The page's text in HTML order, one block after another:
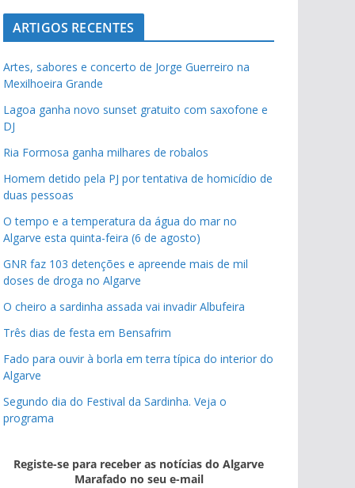
ARTIGOS RECENTES
Artes, sabores e concerto de Jorge Guerreiro na
Mexilhoeira Grande
Lagoa ganha novo sunset gratuito com saxofone e
DJ
Ria Formosa ganha milhares de robalos
Homem detido pela PJ por tentativa de homicídio de
duas pessoas
O tempo e a temperatura da água do mar no
Algarve esta quinta-feira (6 de agosto)
GNR faz 103 detenções e apreende mais de mil
doses de droga no Algarve
O cheiro a sardinha assada vai invadir Albufeira
Três dias de festa em Bensafrim
Fado para ouvir à borla em terra típica do interior do
Algarve
Segundo dia do Festival da Sardinha. Veja o
programa
Registe-se para receber as notícias do Algarve
Marafado no seu e-mail